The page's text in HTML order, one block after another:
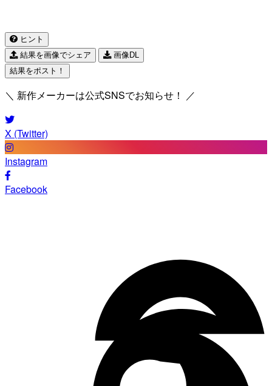
ヒント
結果を画像でシェア
画像DL
結果をポスト！
＼ 新作メーカーは公式SNSでお知らせ！ ／
X (Twitter)
Instagram
Facebook